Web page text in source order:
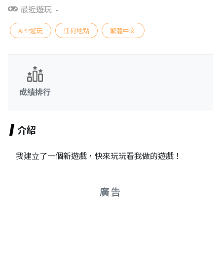
最近遊玩 -
APP遊玩 任何地點 繁體中文
成績排行
介紹
我建立了一個新遊戲，快來玩玩看我做的遊戲！
廣告